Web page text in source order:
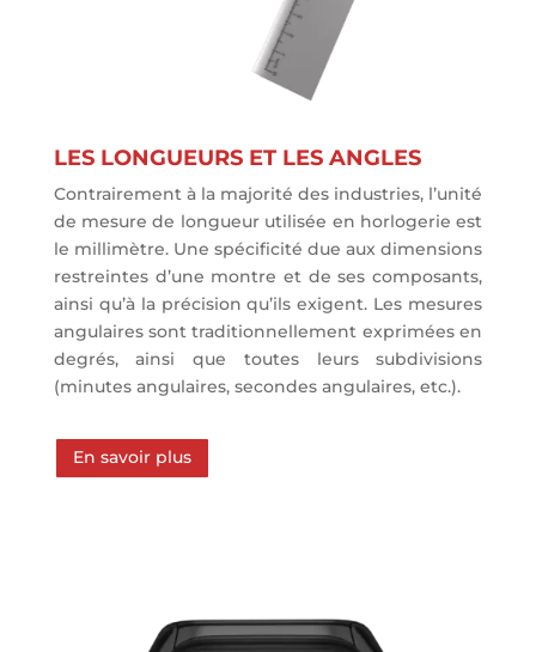
LES LONGUEURS ET LES ANGLES
Contrairement à la majorité des industries, l’unité
de mesure de longueur utilisée en horlogerie est
le millimètre. Une spécificité due aux dimensions
restreintes d’une montre et de ses composants,
ainsi qu’à la précision qu’ils exigent. Les mesures
angulaires sont traditionnellement exprimées en
degrés, ainsi que toutes leurs subdivisions
(minutes angulaires, secondes angulaires, etc.).
En savoir plus